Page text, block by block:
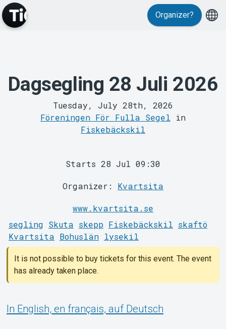
Support
Organizer?
Dagsegling 28 Juli 2026
Tuesday, July 28th, 2026
Föreningen För Fulla Segel in
Fiskebäckskil
Starts 28 Jul 09:30
Organizer: Kvartsita
www.kvartsita.se
segling Skuta skepp Fiskebäckskil skaftö
Kvartsita Bohuslän lysekil
It is not possible to buy tickets for this event. The event
has already taken place.
In English, en français, auf Deutsch